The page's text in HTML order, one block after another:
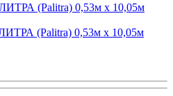
(Palitra) 0,53м x 10,05м
(Palitra) 0,53м x 10,05м